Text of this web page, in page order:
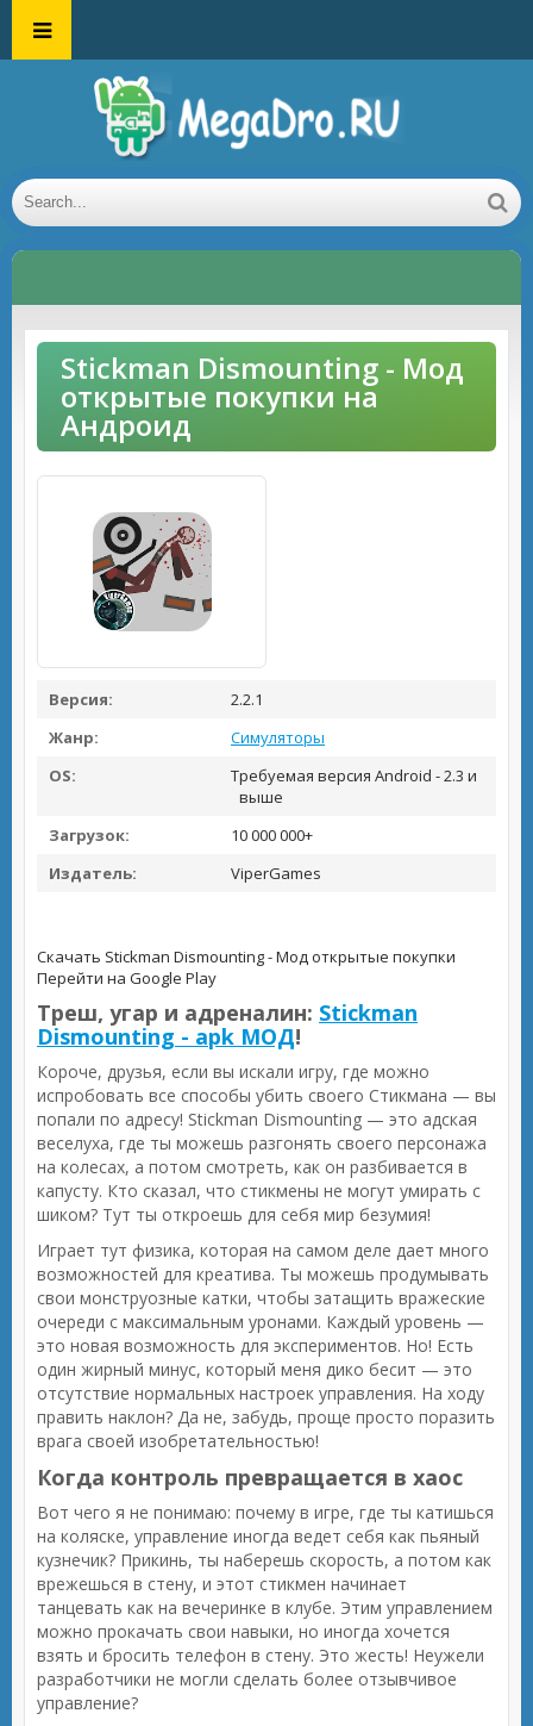
Stickman Dismounting - Мод
открытые покупки на
Андроид
Версия:
2.2.1
Жанр:
Симуляторы
OS:
Требуемая версия Android - 2.3 и
выше
Загрузок:
10 000 000+
Издатель:
ViperGames
Скачать Stickman Dismounting - Мод открытые покупки
Перейти на Google Play
Треш, угар и адреналин: Stickman
Dismounting - apk МОД!
Короче, друзья, если вы искали игру, где можно
испробовать все способы убить своего Стикмана — вы
попали по адресу! Stickman Dismounting — это адская
веселуха, где ты можешь разгонять своего персонажа
на колесах, а потом смотреть, как он разбивается в
капусту. Кто сказал, что стикмены не могут умирать с
шиком? Тут ты откроешь для себя мир безумия!
Играет тут физика, которая на самом деле дает много
возможностей для креатива. Ты можешь продумывать
свои монструозные катки, чтобы затащить вражеские
очереди с максимальным уронами. Каждый уровень —
это новая возможность для экспериментов. Но! Есть
один жирный минус, который меня дико бесит — это
отсутствие нормальных настроек управления. На ходу
править наклон? Да не, забудь, проще просто поразить
врага своей изобретательностью!
Когда контроль превращается в хаос
Вот чего я не понимаю: почему в игре, где ты катишься
на коляске, управление иногда ведет себя как пьяный
кузнечик? Прикинь, ты наберешь скорость, а потом как
врежешься в стену, и этот стикмен начинает
танцевать как на вечеринке в клубе. Этим управлением
можно прокачать свои навыки, но иногда хочется
взять и бросить телефон в стену. Это жесть! Неужели
разработчики не могли сделать более отзывчивое
управление?